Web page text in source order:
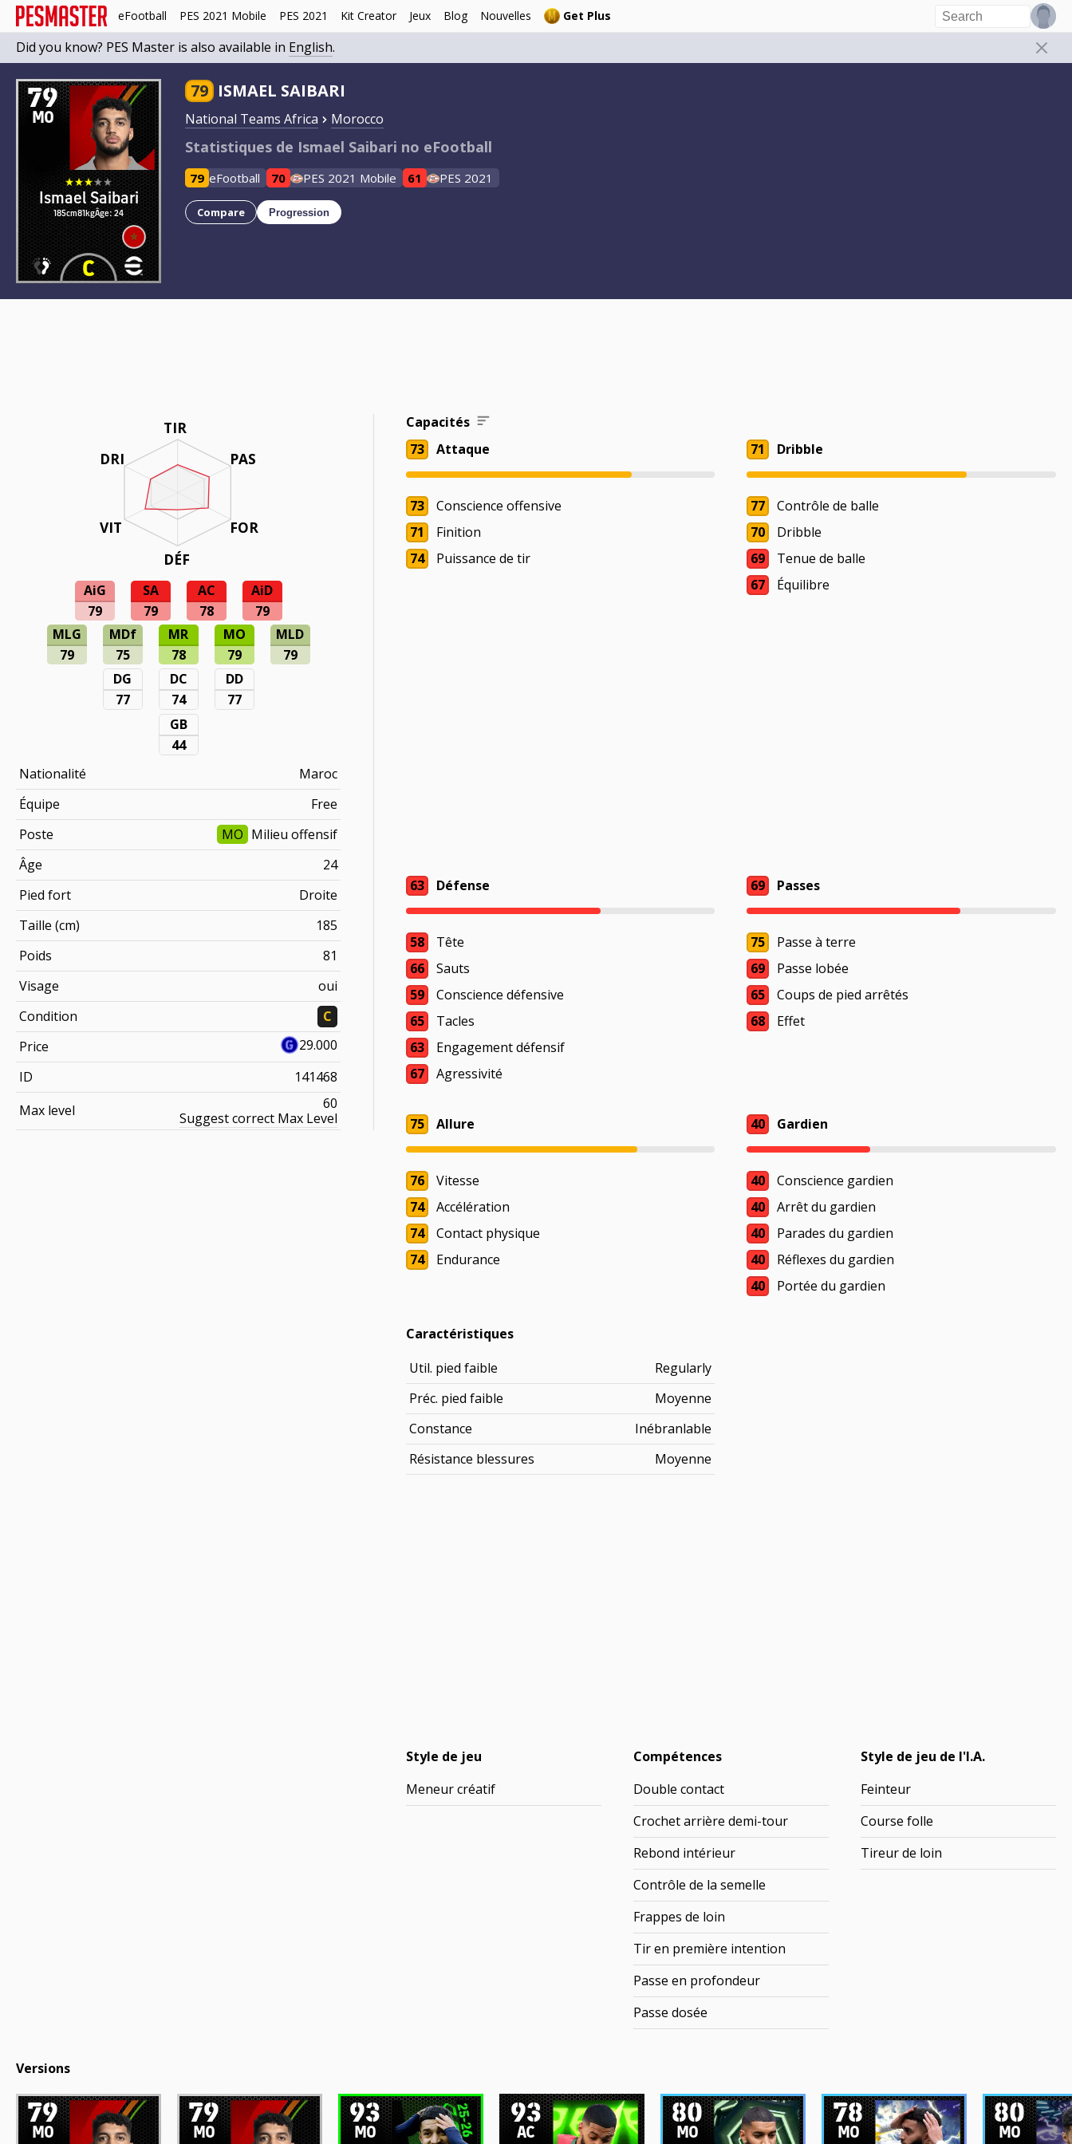
eFootball PES 2021 Mobile PES 2021 Kit Creator Jeux Blog Nouvelles Get Plus
Did you know? PES Master is also available in English.
79
MO
Ismael Saibari
185cm81kgÂge: 24
79 ISMAEL SAIBARI
National Teams Africa Morocco
Statistiques de Ismael Saibari no eFootball
79 eFootball 70 PES 2021 Mobile 61 PES 2021
Compare Progression
TIR
PAS
FOR
DÉF
DRI
VIT
AiG
79
SA
79
AC
78
AiD
79
MLG
79
MDf
75
MR
78
MO
79
MLD
79
DG
77
DC
74
DD
77
GB
44
Nationalité
Maroc
Équipe
Free
Poste
MO Milieu offensif
Âge
24
Pied fort
Droite
Taille (cm)
185
Poids
81
Visage
oui
Condition
C
Price
29.000
ID
141468
Max level
60
Suggest correct Max Level
Capacités
73
Attaque
73
Conscience offensive
71
Finition
74
Puissance de tir
71 Dribble
77
Contrôle de balle
70
Dribble
69
Tenue de balle
67
Équilibre
63 Défense
58
Tête
66
Sauts
59
Conscience défensive
65
Tacles
63
Engagement défensif
67
Agressivité
69 Passes
75
Passe à terre
69
Passe lobée
65
Coups de pied arrêtés
68
Effet
75 Allure
76
Vitesse
74
Accélération
74
Contact physique
74
Endurance
40 Gardien
40
Conscience gardien
40
Arrêt du gardien
40
Parades du gardien
40
Réflexes du gardien
40
Portée du gardien
Caractéristiques
Util. pied faible
Regularly
Préc. pied faible
Moyenne
Constance
Inébranlable
Résistance blessures
Moyenne
Style de jeu
Meneur créatif
Compétences
Double contact
Crochet arrière demi-tour
Rebond intérieur
Contrôle de la semelle
Frappes de loin
Tir en première intention
Passe en profondeur
Passe dosée
Style de jeu de l'I.A.
Feinteur
Course folle
Tireur de loin
Versions
79
MO
79
MO
93
MO
93
AC
80
MO
78
MO
80
MO